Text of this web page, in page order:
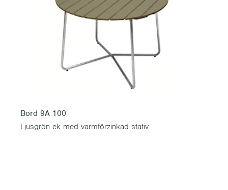
Bord 9A 100
Ljusgrön ek med varmförzinkad stativ